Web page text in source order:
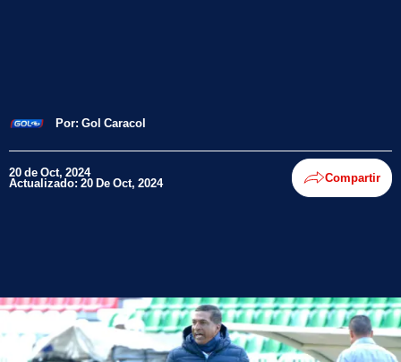
Por: Gol Caracol
20 de Oct, 2024
Actualizado: 20 De Oct, 2024 Compartir